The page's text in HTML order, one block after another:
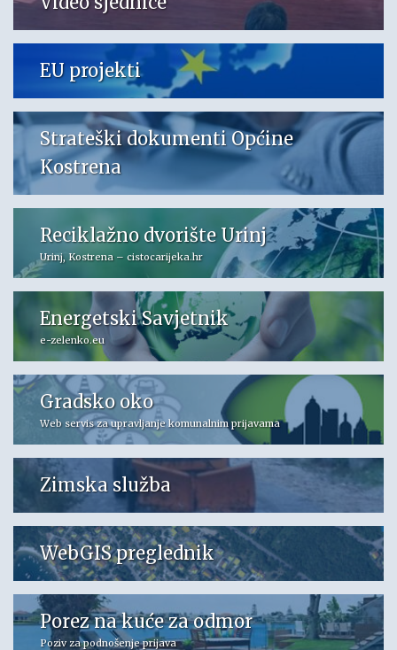
EU projekti
Strateški dokumenti Općine
Kostrena
Reciklažno dvorište Urinj
Urinj, Kostrena – cistocarijeka.hr
Energetski Savjetnik
e-zelenko.eu
Gradsko oko
Web servis za upravljanje komunalnim prijavama
Zimska služba
WebGIS preglednik
Porez na kuće za odmor
Poziv za podnošenje prijava